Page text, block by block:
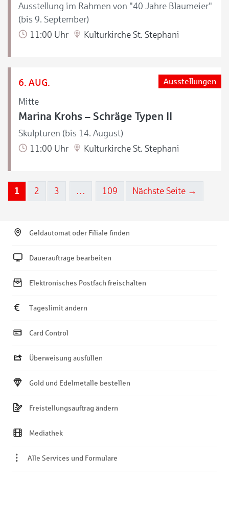
Ausstellung im Rahmen von "40 Jahre Blaumeier"
(bis 9. September)
11:00 Uhr
Kulturkirche St. Stephani
6. AUG.
Mitte
Ausstellungen
Marina Krohs – Schräge Typen II
Skulpturen (bis 14. August)
11:00 Uhr
Kulturkirche St. Stephani
1 2 3 … 109 Nächste Seite →
Geldautomat oder Filiale finden
Daueraufträge bearbeiten
Elektronisches Postfach freischalten
Tageslimit ändern
Card Control
Überweisung ausfüllen
Gold und Edelmetalle bestellen
Freistellungsauftrag ändern
Mediathek
Alle Services und Formulare